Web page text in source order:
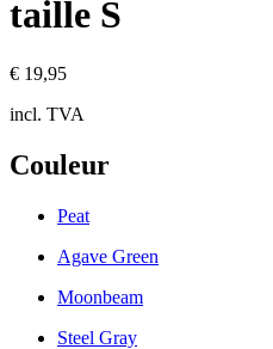
taille S
€ 19,95
incl. TVA
Couleur
Peat
Agave Green
Moonbeam
Steel Gray